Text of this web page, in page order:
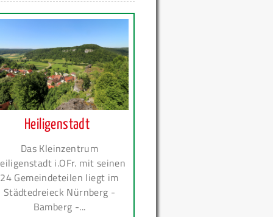
Heiligenstadt
Das Kleinzentrum
i.OFr. mit seinen
24 Gemeindeteilen liegt im
Städtedreieck Nürnberg -
Bamberg -...